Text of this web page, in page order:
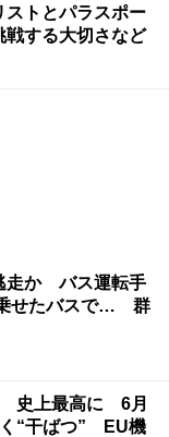
ストとパラスポー
する大切さなど
走か バス運転手
史上最高に 6月
く“干ばつ” EU機